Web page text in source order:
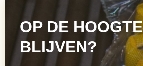
OP DE HOOGTE
BLIJVEN?